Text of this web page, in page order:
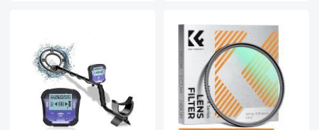
ート写真用 Nano-Klear
シリーズ